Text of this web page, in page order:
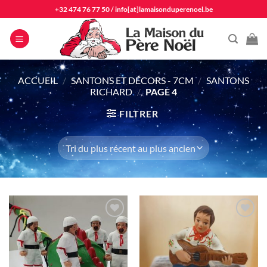
au
contenu
+32 474 76 77 50/info[at]lamaisonduperenoel.be
ACCUEIL / SANTONS ET DÉCORS - 7CM / SANTONS
RICHARD / PAGE 4
FILTRER
Ajouter
à la liste
d'envie